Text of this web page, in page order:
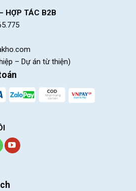
HỢP TÁC B2B
– Dự án từ thiện)